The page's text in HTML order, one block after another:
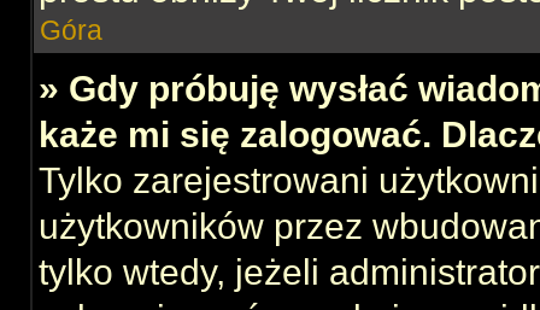
Góra
» Gdy próbuję wysłać
każe mi się zalogować.
Tylko zarejestrowani
użytkowników przez
tylko wtedy, jeżeli